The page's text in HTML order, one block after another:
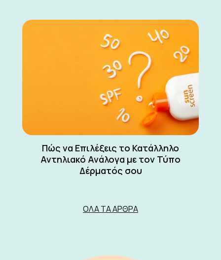
Πώς να Επιλέξεις το Κατάλληλο
Αντηλιακό Ανάλογα με τον Τύπο
Δέρματός σου
ΌΛΑ ΤΑ ΆΡΘΡΑ